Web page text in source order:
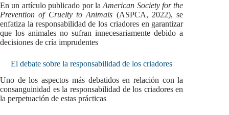
En un artículo publicado por laAmerican Society for the
Prevention of Cruelty to Animals (ASPCA, 2022), se
enfatiza la responsabilidad de los criadores en garantizar
que los animales no sufran innecesariamente debido a
decisiones de cría imprudentes
El debate sobre la responsabilidad de los criadores
Uno de los aspectos más debatidos en relación con la
consanguinidad es la responsabilidad de los criadores en
la perpetuación de estas prácticas